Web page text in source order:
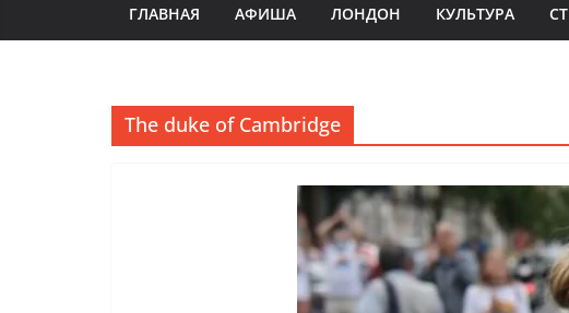
ГЛАВНАЯ АФИША ЛОНДОН КУЛЬТУРА
The duke of Cambridge